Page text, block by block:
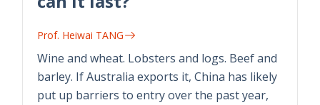
Prof. Heiwai TANG
Wine and wheat. Lobsters and logs. Beef and
barley. If Australia exports it, China has likely
put up barriers to entry over the past year,